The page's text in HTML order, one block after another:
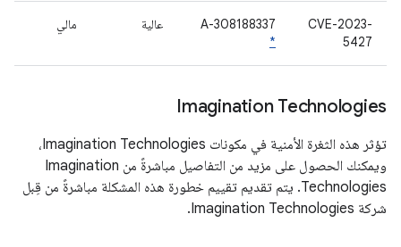
CVE-2023-
5427
A-308188337
*
عالية مالي
Imagination Technologies
تؤثر هذه الثغرة الأمنية في مكونات Imagination Technologies،
ويمكنك الحصول على مزيد من التفاصيل مباشرةً من Imagination
Technologies. يتم تقديم تقييم خطورة هذه المشكلة مباشرةً من قِبل
شركة Imagination Technologies.